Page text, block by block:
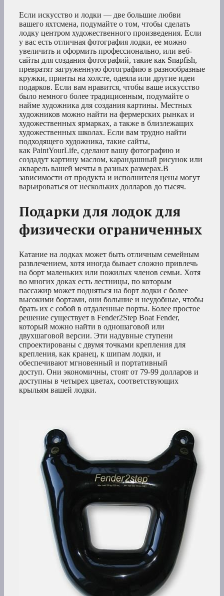
Если искусство и лодки — две большие любви
вашего яхтсмена, подумайте о том, чтобы сделать
лодку центром художественного произведения. Если
у вас есть отличная фотография лодки, ее можно
увеличить и оформить профессионально, или веб-
сайты для создания фотографий, такие как Snapfish,
превратят загруженную фотографию в разнообразные
кружки, принты на холсте, одеяла или другие идеи
подарков. Если вам нравится, чтобы ваше искусство
было немного более традиционным, подумайте о
найме художника для создания картины. Местных
художников можно найти на фермерских рынках и
художественных ярмарках, а также в близлежащих
художественных школах. Если вам трудно найти
подходящего художника, такие сайты,
как PaintYourLife, сделают вашу фотографию и
создадут картину маслом, карандашный рисунок или
акварель вашей мечты в разных размерах.В
зависимости от продукта и исполнителя цены могут
варьироваться от нескольких долларов до тысяч.
Подарки для лодок для
физически ограниченных
Катание на лодках может быть отличным семейным
развлечением, хотя иногда бывает сложно привлечь
на борт маленьких или пожилых членов семьи. Хотя
во многих доках есть лестницы, по которым
пассажир может подняться на борт лодки с более
высокими бортами, они большие и неудобные, чтобы
брать их с собой в отдаленные порты. Более простое
решение существует в Fender2Step Boat Fender,
который можно найти в одношаговой или
двухшаговой версии. Эти надувные ступени
спроектированы с двумя точками крепления для
крепления, как кранец, к шипам лодки, и
обеспечивают мгновенный и портативный
доступ. Они экономичны, стоят от 79-99 долларов и
доступны в четырех цветах, соответствующих
крыльям вашей лодки.